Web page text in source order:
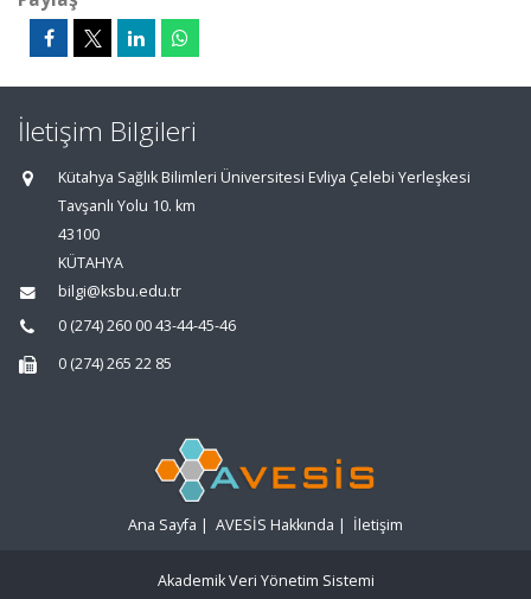
İletişim Bilgileri
Kütahya Sağlık Bilimleri Üniversitesi Evliya Çelebi Yerleşkesi
Tavşanlı Yolu 10. km
43100
KÜTAHYA
bilgi@ksbu.edu.tr
0 (274) 260 00 43-44-45-46
0 (274) 265 22 85
Ana Sayfa | AVESİS Hakkında | İletişim
Akademik Veri Yönetim Sistemi